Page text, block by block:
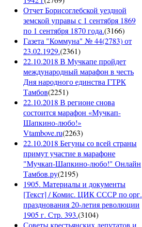
Отчет Борисоглебской уездной
земской управы с 1 сентября 1869
по 1 сентября 1870 года.(3166)
Газета "Коммуна" № 44(2783) от
23.02.1929.(2361)
22.10.2018 В Мучкапе пройдет
международный марафон в честь
Дня народного единства ГТРК
Тамбов(2251)
22.10.2018 В регионе снова
состоится марафон «Мучкап-
Шапкино-любо!»
Vtambove.ru(2263)
22.10.2018 Бегуны со всей страны
примут участие в марафоне
"Мучкап-Шапкино-любо!" Онлайн
Тамбов.ру(2195)
1905. Материалы и документы
[Текст] / Комис. ЦИК СССР по орг.
празднования 20-летия революции
1905 г. Стр. 393.(3104)